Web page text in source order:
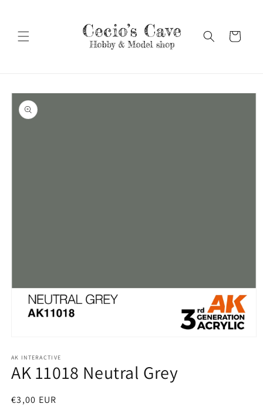
Carrello
Passa alle
informazioni
sul prodotto
multimediali
1
in
AK INTERACTIVE
AK 11018 Neutral Grey
Prezzo
€3,00 EUR